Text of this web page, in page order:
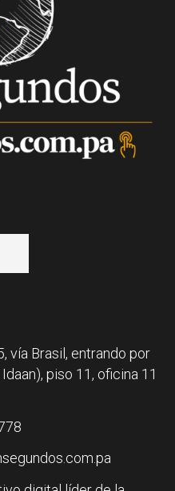
vía Brasil, entrando por
piso 11, oficina 11